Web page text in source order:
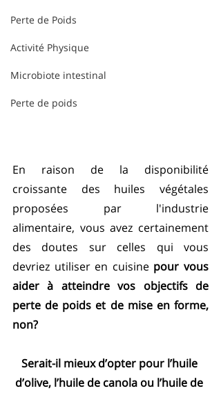
Perte de Poids
Activité Physique
Microbiote intestinal
Perte de poids
En raison de la disponibilité
croissante des huiles végétales
proposées par l'industrie
alimentaire, vous avez certainement
des doutes sur celles qui vous
devriez utiliser en cuisine pour vous
aider à atteindre vos objectifs de
perte de poids et de mise en forme,
non?
Serait-il mieux d’opter pour l’huile
d’olive, l’huile de canola ou l’huile de